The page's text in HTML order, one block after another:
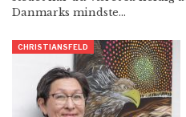
Danmarks mindste…
CHRISTIANSFELD